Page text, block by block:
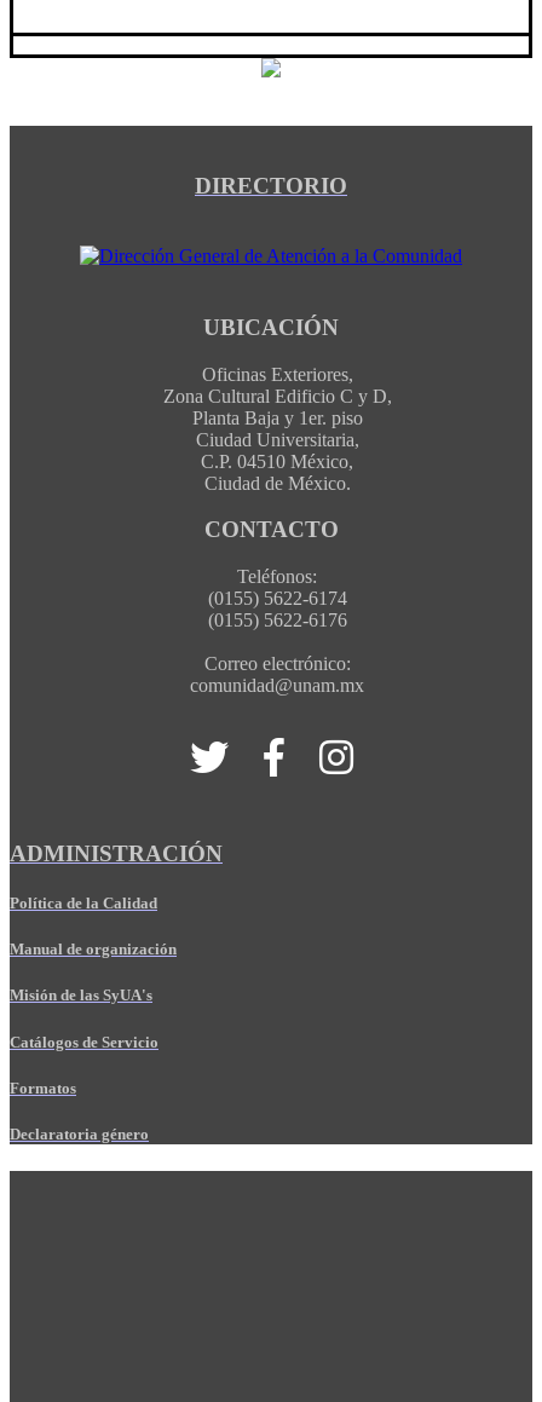
DIRECTORIO
UBICACIÓN
Oficinas Exteriores,
Zona Cultural Edificio C y D,
Planta Baja y 1er. piso
Ciudad Universitaria,
C.P. 04510 México,
Ciudad de México.
CONTACTO
Teléfonos:
(0155) 5622-6174
(0155) 5622-6176
Correo electrónico:
comunidad@unam.mx
ADMINISTRACIÓN
Política de la Calidad
Manual de organización
Misión de las SyUA's
Catálogos de Servicio
Formatos
Declaratoria género